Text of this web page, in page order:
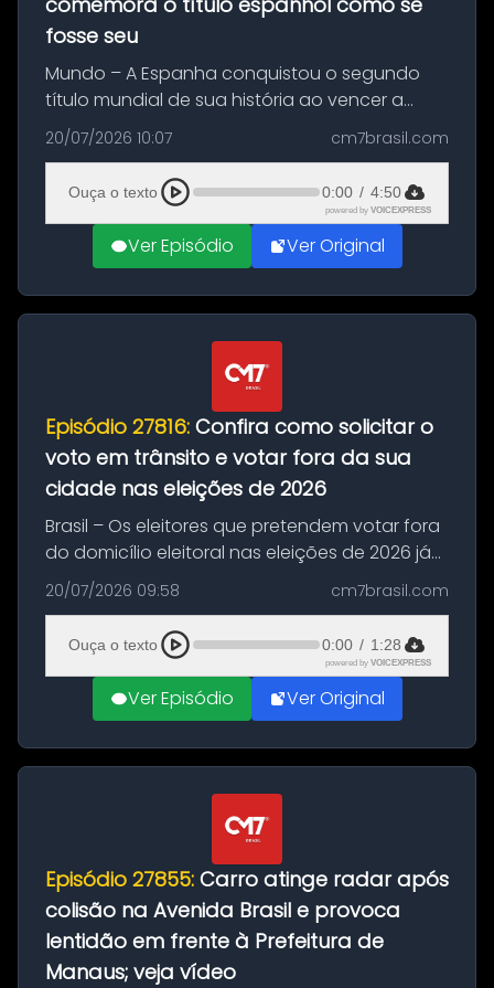
fosse seu
Mundo – A Espanha conquistou o segundo
título mundial de sua história ao vencer a
Argentina por 1 a 0, neste domingo (19), na
decisão da Copa do Mundo de 2026. Depois
de um duelo sem gols durante o te...
20/07/2026 10:07 cm7brasil.com
Ouça o texto 0:00 / 4:50
powered by VOICEXPRESS
Ver Episódio Ver Original
Episódio 27816: Confira como solicitar o
voto em trânsito e votar fora da sua
cidade nas eleições de 2026
Brasil – Os eleitores que pretendem votar fora
do domicílio eleitoral nas eleições de 2026 já
podem solicitar o voto em trânsito a partir
desta segunda-feira (20). O pedido pode ser
feito até 20 de ag...
20/07/2026 09:58 cm7brasil.com
Ouça o texto 0:00 / 1:28
powered by VOICEXPRESS
Ver Episódio Ver Original
Episódio 27855: Carro atinge radar após
colisão na Avenida Brasil e provoca
lentidão em frente à Prefeitura de
Manaus; veja vídeo